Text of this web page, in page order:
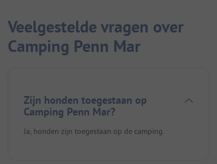
Veelgestelde vragen over
Camping Penn Mar
Zijn honden toegestaan op
Camping Penn Mar?
Ja, honden zijn toegestaan op de camping.